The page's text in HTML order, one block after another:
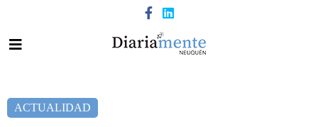
ACTUALIDAD